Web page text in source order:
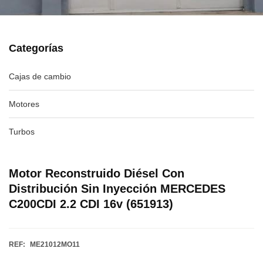
Categorías
Cajas de cambio
Motores
Turbos
Motor Reconstruido Diésel Con
Distribución Sin Inyección MERCEDES
C200CDI 2.2 CDI 16v (651913)
REF: ME21012MO11